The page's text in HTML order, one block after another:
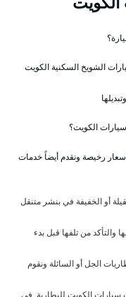
الشويخ السكنية الكويت
الكويت؟
رخيصة ونقدم أيضاً خدمات
أو الخفيفة في بنشر متنقل
من تلفها قبل بدء
الجل أو السائلة ونقوم
سيارات الكويت للبطارية في